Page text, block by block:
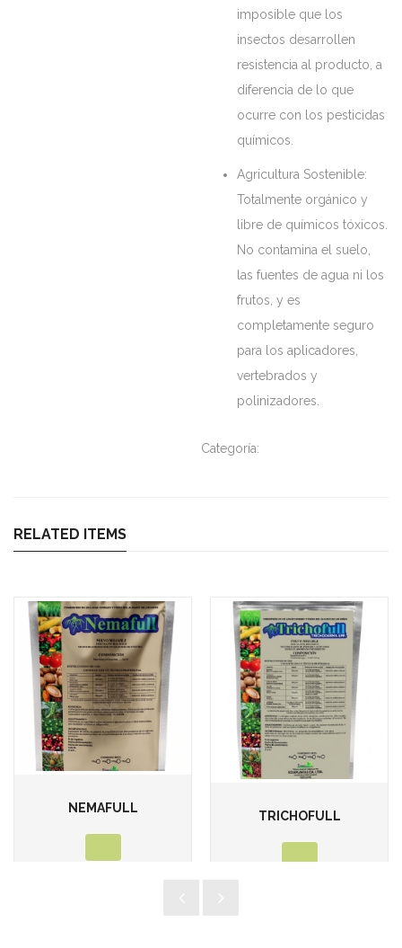
imposible que los
insectos desarrollen
resistencia al producto, a
diferencia de lo que
ocurre con los pesticidas
químicos.
Agricultura Sostenible:
Totalmente orgánico y
libre de químicos tóxicos.
No contamina el suelo,
las fuentes de agua ni los
frutos, y es
completamente seguro
para los aplicadores,
vertebrados y
polinizadores.
Categoría:
RELATED ITEMS
NEMAFULL
TRICHOFULL